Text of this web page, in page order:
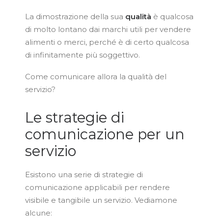
La dimostrazione della sua qualità è qualcosa
di molto lontano dai marchi utili per vendere
alimenti o merci, perché è di certo qualcosa
di infinitamente più soggettivo.
Come comunicare allora la qualità del
servizio?
Le strategie di
comunicazione per un
servizio
Esistono una serie di strategie di
comunicazione applicabili per rendere
visibile e tangibile un servizio. Vediamone
alcune: